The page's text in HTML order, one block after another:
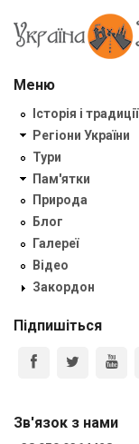
Меню
Історія і традиції
Регіони України
Тури
Пам'ятки
Природа
Блог
Галереї
Відео
Закордон
Підпишіться
Зв'язок з нами